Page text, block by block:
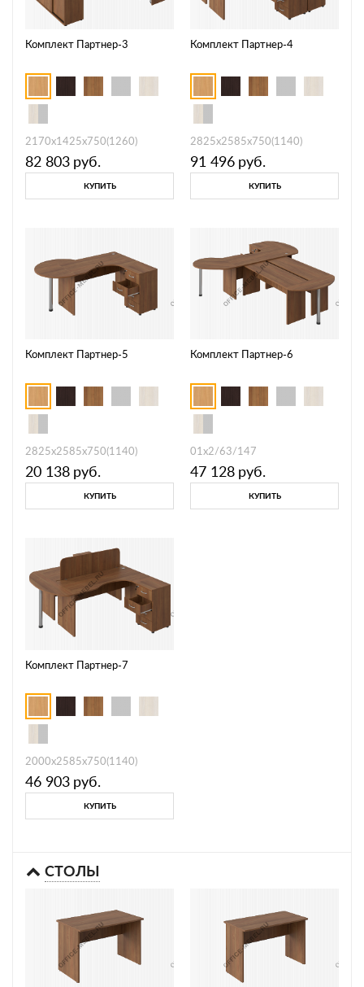
Комплект Партнер-3
2170х1425х750(1260)
82 803 руб.
КУПИТЬ
Комплект Партнер-4
2825х2585х750(1140)
91 496 руб.
КУПИТЬ
Комплект Партнер-5
2825х2585х750(1140)
20 138 руб.
КУПИТЬ
Комплект Партнер-6
01х2/63/147
47 128 руб.
КУПИТЬ
Комплект Партнер-7
2000х2585х750(1140)
46 903 руб.
КУПИТЬ
СТОЛЫ